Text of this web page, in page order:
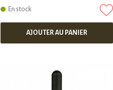
En stock
AJOUTER AU PANIER